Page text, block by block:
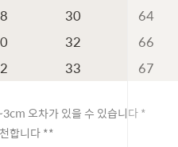
30 64
32 66
33 67
오차가 있을 수 있습니다 *
합니다 **